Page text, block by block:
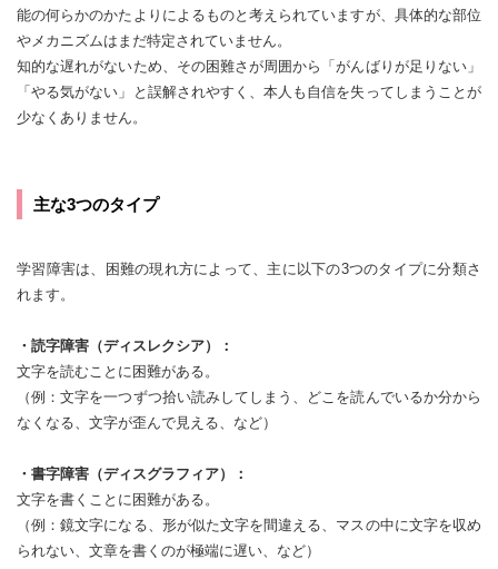
能の何らかのかたよりによるものと考えられていますが、具体的な部位
やメカニズムはまだ特定されていません。
知的な遅れがないため、その困難さが周囲から「がんばりが足りない」
「やる気がない」と誤解されやすく、本人も自信を失ってしまうことが
少なくありません。
主な3つのタイプ
学習障害は、困難の現れ方によって、主に以下の3つのタイプに分類さ
れます。
・読字障害（ディスレクシア）：
文字を読むことに困難がある。
（例：文字を一つずつ拾い読みしてしまう、どこを読んでいるか分から
なくなる、文字が歪んで見える、など）
・書字障害（ディスグラフィア）：
文字を書くことに困難がある。
（例：鏡文字になる、形が似た文字を間違える、マスの中に文字を収め
られない、文章を書くのが極端に遅い、など）